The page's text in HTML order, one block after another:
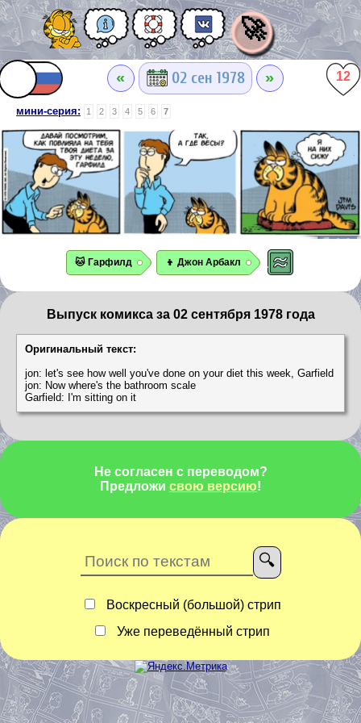
🚀
« 02 сен 1978 » 12
мини-серия: 1 2 3 4 5 6 7
🐱 Гарфилд 👦 Джон Арбакл
Выпуск комикса за 02 сентября 1978 года
Оригинальный текст:
jon: let's see how well you've done on your diet this week, Garfield
jon: Now where's the bathroom scale
Garfield: I'm sitting on it
Не согласен с переводом?
Предложи свою версию!
Воскресный (большой) стрип
Уже переведённый стрип